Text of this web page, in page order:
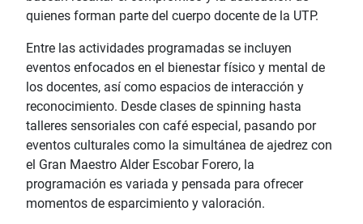
quienes forman parte del cuerpo docente de la UTP.
Entre las actividades programadas se incluyen
eventos enfocados en el bienestar físico y mental de
los docentes, así como espacios de interacción y
reconocimiento. Desde clases de spinning hasta
talleres sensoriales con café especial, pasando por
eventos culturales como la simultánea de ajedrez con
el Gran Maestro Alder Escobar Forero, la
programación es variada y pensada para ofrecer
momentos de esparcimiento y valoración.